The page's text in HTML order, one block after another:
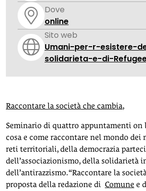
Dove
online
Sito web
Umani-per-r-esistere-
solidarieta-e-di-
Raccontare la società che cambia,
Seminario di quattro appuntamenti on
cosa e come raccontare nel mondo dei
reti territoriali, della democrazia
dell’associazionismo, della solidarietà
dell’antirazzismo. “Raccontare la
proposta della redazione di Comune e